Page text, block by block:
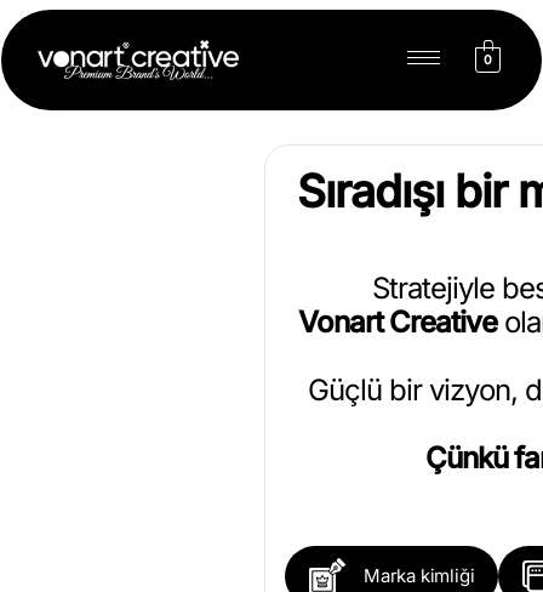
0
Sıradışı
Stratejiyle
Vonart Creative
Güçlü bir vizyon,
Çünkü
Marka kimliği